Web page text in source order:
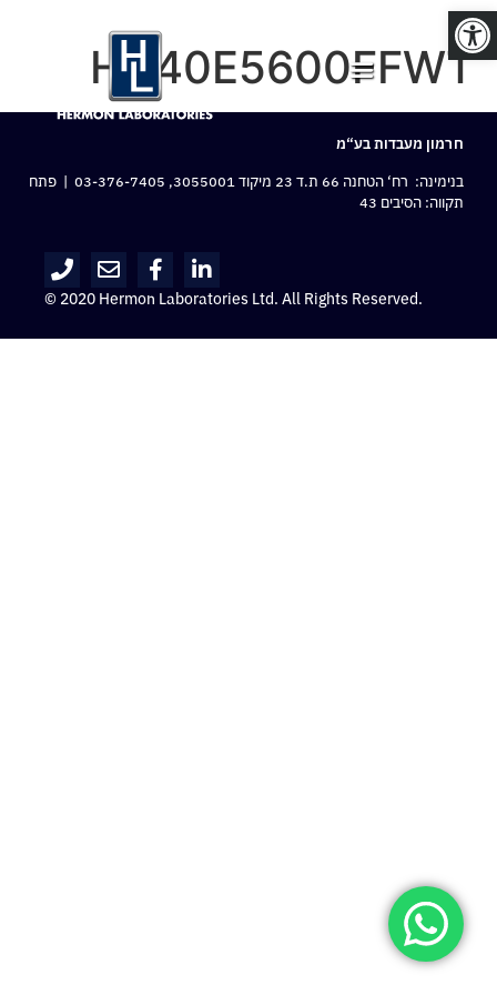
פתח סרגל נגישות
HA40E5600FFWT
חרמון מעבדות בע“מ
בנימינה: רח‘ הטחנה 66 ת.ד 23 מיקוד 3055001,
03-376-7405 | פתח
תקווה: הסיבים 43
© 2020 Hermon Laboratories Ltd. All Rights Reserved.